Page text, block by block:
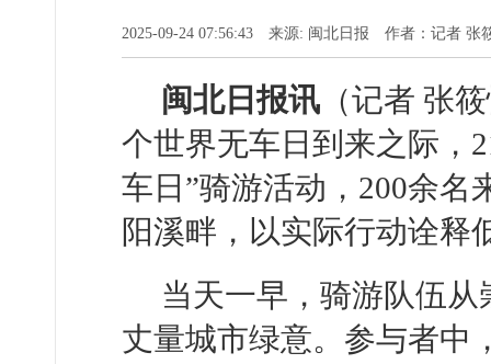
2025-09-24 07:56:43 来源: 闽北日报 作者：记者 张
闽北日报讯 （记者 张
个世界无车日到来之际，
车日”骑游活动，200余名
阳溪畔，以实际行动诠释
当天一早，骑游队伍
丈量城市绿意。参与者中